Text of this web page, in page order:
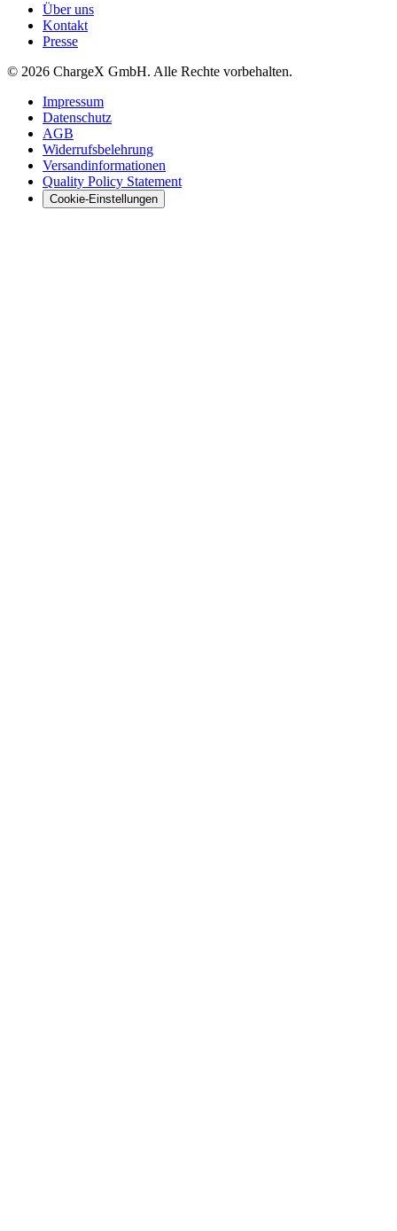
Über uns
Kontakt
Presse
© 2026 ChargeX GmbH. Alle Rechte vorbehalten.
Impressum
Datenschutz
AGB
Widerrufsbelehrung
Versandinformationen
Quality Policy Statement
Cookie-Einstellungen